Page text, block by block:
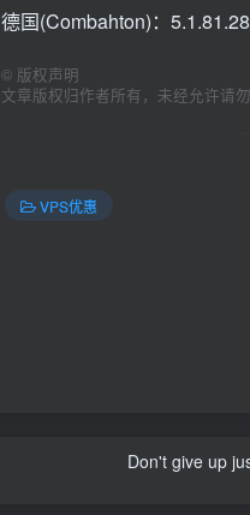
德国(Combahton)：5.1.81.28
© 版权声明
文章版权归作者所有，未经允许请勿
VPS优惠
Don't give up